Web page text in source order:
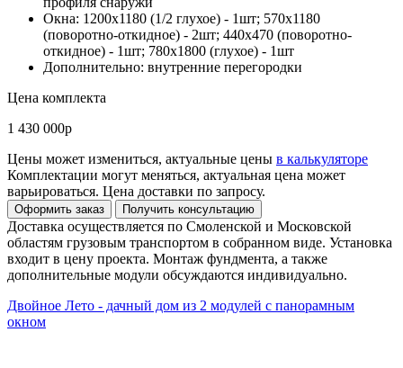
Окна: 1200х1180 (1/2 глухое) - 1шт; 570х1180
(поворотно-откидное) - 2шт; 440х470 (поворотно-
откидное) - 1шт; 780х1800 (глухое) - 1шт
Дополнительно: внутренние перегородки
Цена комплекта
1 430 000р
Цены может измениться, актуальные цены в калькуляторе
Комплектации могут меняться, актуальная цена может
варьироваться. Цена доставки по запросу.
Доставка осуществляется по Смоленской и Московской
областям грузовым транспортом в собранном виде. Установка
входит в цену проекта. Монтаж фундмента, а также
дополнительные модули обсуждаются индивидуально.
Двойное Лето - дачный дом из 2 модулей с панорамным
окном